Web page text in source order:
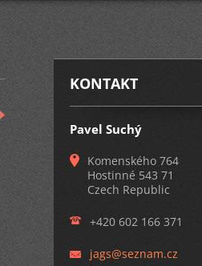
KONTAKT
Pavel Suchý
Komenského 764
Hostinné 543 71
Czech Republic
+420 602 166 371
jags@seznam.cz